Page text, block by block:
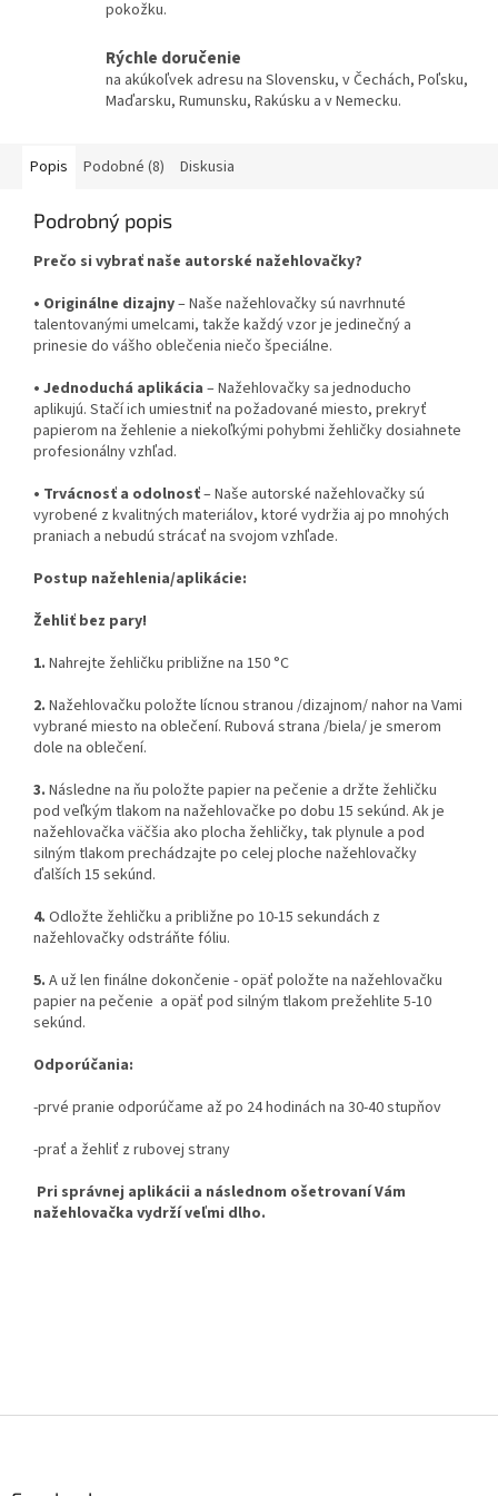
pokožku.
Rýchle doručenie
na akúkoľvek adresu na Slovensku, v Čechách, Poľsku,
Maďarsku, Rumunsku, Rakúsku a v Nemecku.
Popis Podobné (8) Diskusia
Podrobný popis
Prečo si vybrať naše autorské nažehlovačky?
• Originálne dizajny– Naše nažehlovačky sú navrhnuté
talentovanými umelcami, takže každý vzor je jedinečný a
prinesie do vášho oblečenia niečo špeciálne.
• Jednoduchá aplikácia – Nažehlovačky sa jednoducho
aplikujú. Stačí ich umiestniť na požadované miesto, prekryť
papierom na žehlenie a niekoľkými pohybmi žehličky dosiahnete
profesionálny vzhľad.
• Trvácnosť a odolnosť– Naše autorské nažehlovačky sú
vyrobené z kvalitných materiálov, ktoré vydržia aj po mnohých
praniach a nebudú strácať na svojom vzhľade.
Postup nažehlenia/aplikácie:
Žehliť bez pary!
1. Nahrejte žehličku približne na 150 °C
2. Nažehlovačku položte lícnou stranou /dizajnom/ nahor na Vami
vybrané miesto na oblečení. Rubová strana /biela/ je smerom
dole na oblečení.
3. Následne na ňu položte papier na pečenie a držte žehličku
pod veľkým tlakom na nažehlovačke po dobu 15 sekúnd. Ak je
nažehlovačka väčšia ako plocha žehličky, tak plynule a pod
silným tlakom prechádzajte po celej ploche nažehlovačky
ďalších 15 sekúnd.
4. Odložte žehličku a približne po 10-15 sekundách z
nažehlovačky odstráňte fóliu.
5. A už len finálne dokončenie - opäť položte na nažehlovačku
papier na pečenie a opäť pod silným tlakom prežehlite 5-10
sekúnd.
Odporúčania:
-prvé pranie odporúčame až po 24 hodinách na 30-40 stupňov
-prať a žehliť z rubovej strany
Pri správnej aplikácii a následnom ošetrovaní Vám
nažehlovačka vydrží veľmi dlho.